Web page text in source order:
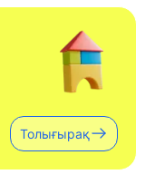
Толығырақ